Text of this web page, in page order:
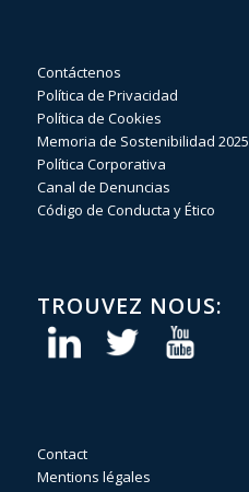
Contáctenos
Política de Privacidad
Política de Cookies
Memoria de Sostenibilidad 2025
Política Corporativa
Canal de Denuncias
Código de Conducta y Ético
TROUVEZ NOUS:
Contact
Mentions légales